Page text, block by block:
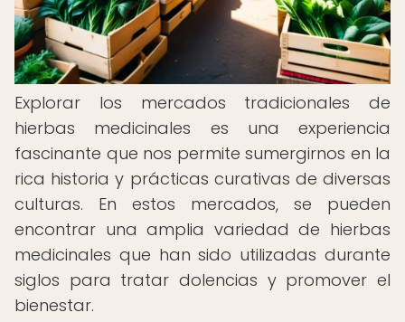
Explorar los mercados tradicionales de
hierbas medicinales es una experiencia
fascinante que nos permite sumergirnos en la
rica historia y prácticas curativas de diversas
culturas. En estos mercados, se pueden
encontrar una amplia variedad de hierbas
medicinales que han sido utilizadas durante
siglos para tratar dolencias y promover el
bienestar.